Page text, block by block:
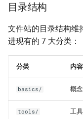
目录结构
文件站的目录结构维
进现有的 7 大分类：
分类 内
basics/ 概
tools/ 工